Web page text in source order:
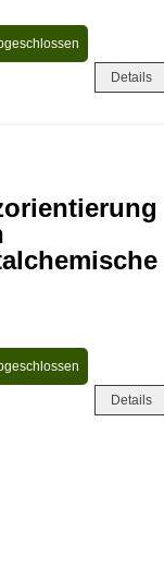
Details
Details